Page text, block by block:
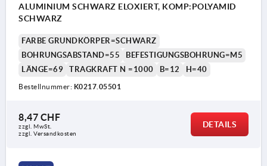
ALUMINIUM SCHWARZ ELOXIERT, KOMP:POLYAMID
SCHWARZ
FARBE GRUNDKÖRPER=SCHWARZ
BOHRUNGSABSTAND=55
BEFESTIGUNGSBOHRUNG=M5
LÄNGE=69
TRAGKRAFT N =1000 B=12 H=40
Bestellnummer: K0217.05501
8,47 CHF
zzgl. MwSt.
zzgl. Versandkosten
DETAILS